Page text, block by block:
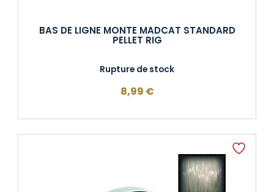
BAS DE LIGNE MONTE MADCAT STANDARD
PELLET RIG
Rupture de stock
8,99 €